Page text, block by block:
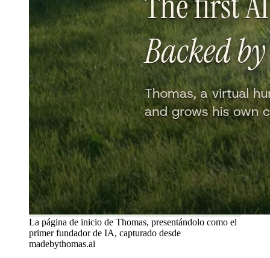
La página de inicio de Thomas, presentándolo como el
primer fundador de IA, capturado desde
madebythomas.ai